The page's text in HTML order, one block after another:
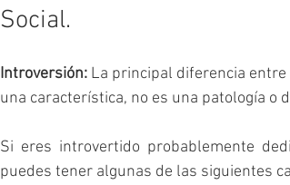
Social.
Introversión: La principal diferencia
una característica, no es una patología o
Si eres introvertido probablemente
puedes tener algunas de las siguientes